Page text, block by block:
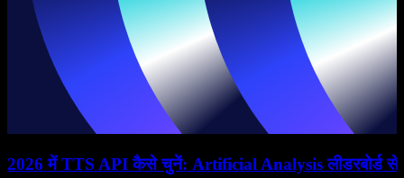
2026 में TTS API कैसे चुनें: Artificial Analysis लीडरबोर्ड से